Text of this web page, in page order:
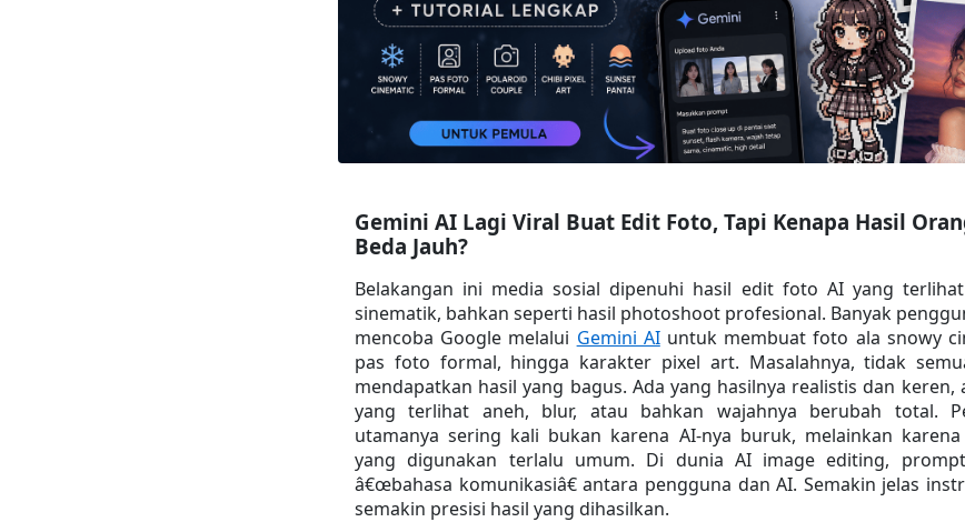
Gemini AI Lagi Viral Buat Edit Foto, Tapi Kenapa Hasil
Beda Jauh?
Belakangan ini media sosial dipenuhi hasil edit foto AI yang
sinematik, bahkan seperti hasil photoshoot profesional. Banyak
mencoba Google melalui Gemini AI untuk membuat foto ala snowy
pas foto formal, hingga karakter pixel art. Masalahnya, tidak
mendapatkan hasil yang bagus. Ada yang hasilnya realistis dan keren,
yang terlihat aneh, blur, atau bahkan wajahnya berubah total.
utamanya sering kali bukan karena AI-nya buruk, melainkan
yang digunakan terlalu umum. Di dunia AI image editing,
â€œbahasa komunikasiâ€ antara pengguna dan AI. Semakin jelas
semakin presisi hasil yang dihasilkan.